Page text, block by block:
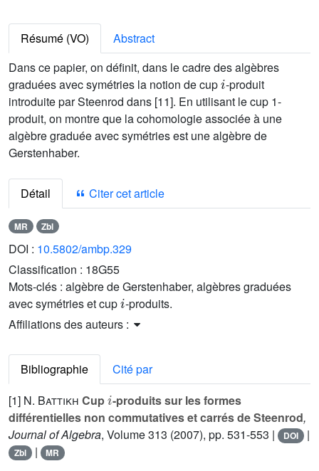
Résumé (VO)
Abstract
Dans ce papier, on définit, dans le cadre des algèbres
graduées avec symétries la notion de cup
i
-produit
introduite par Steenrod dans [11]. En utilisant le cup 1-
produit, on montre que la cohomologie associée à une
algèbre graduée avec symétries est une algèbre de
Gerstenhaber.
Détail Citer cet article
MR Zbl
DOI : 10.5802/ambp.329
Classification : 18G55
Mots-clés : algèbre de Gerstenhaber, algèbres graduées
avec symétries et cup
i
-produits.
Affiliations des auteurs :
Bibliographie
Cité par
[1] N. Battikh Cup
i
-produits sur les formes
différentielles non commutatives et carrés de Steenrod,
Journal of Algebra, Volume 313 (2007), pp. 531-553 | DOI |
Zbl | MR